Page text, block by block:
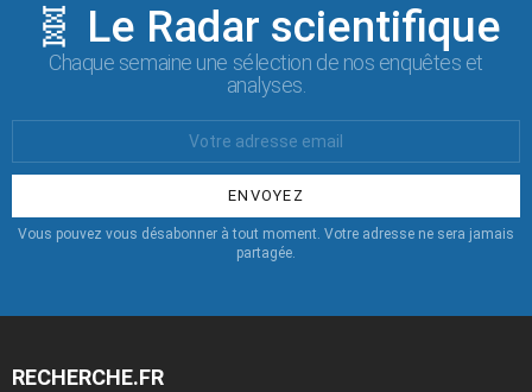
🧬 Le Radar scientifique
Chaque semaine une sélection de nos enquêtes et
analyses.
:
Vous pouvez vous désabonner à tout moment. Votre adresse ne sera jamais
partagée.
RECHERCHE.FR